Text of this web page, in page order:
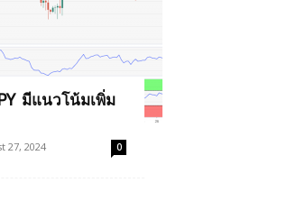
มีแนวโน้มเพิ่ม
27, 2024 0